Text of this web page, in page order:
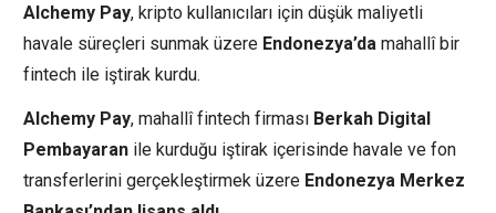
Alchemy Pay, kripto kullanıcıları için düşük maliyetli
havale süreçleri sunmak üzere Endonezya’da mahallî bir
fintech ile iştirak kurdu.
Alchemy Pay, mahallî fintech firması Berkah Digital
Pembayaran ile kurduğu iştirak içerisinde havale ve fon
transferlerini gerçekleştirmek üzere Endonezya Merkez